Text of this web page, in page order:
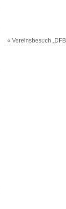
« Vereinsbesuch